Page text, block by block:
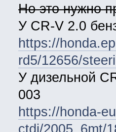
Но это нужно
У CR-V 2.0
https://
rd5/12656/
У дизельной
003
https://honda-
ctdi/2005_6mt/